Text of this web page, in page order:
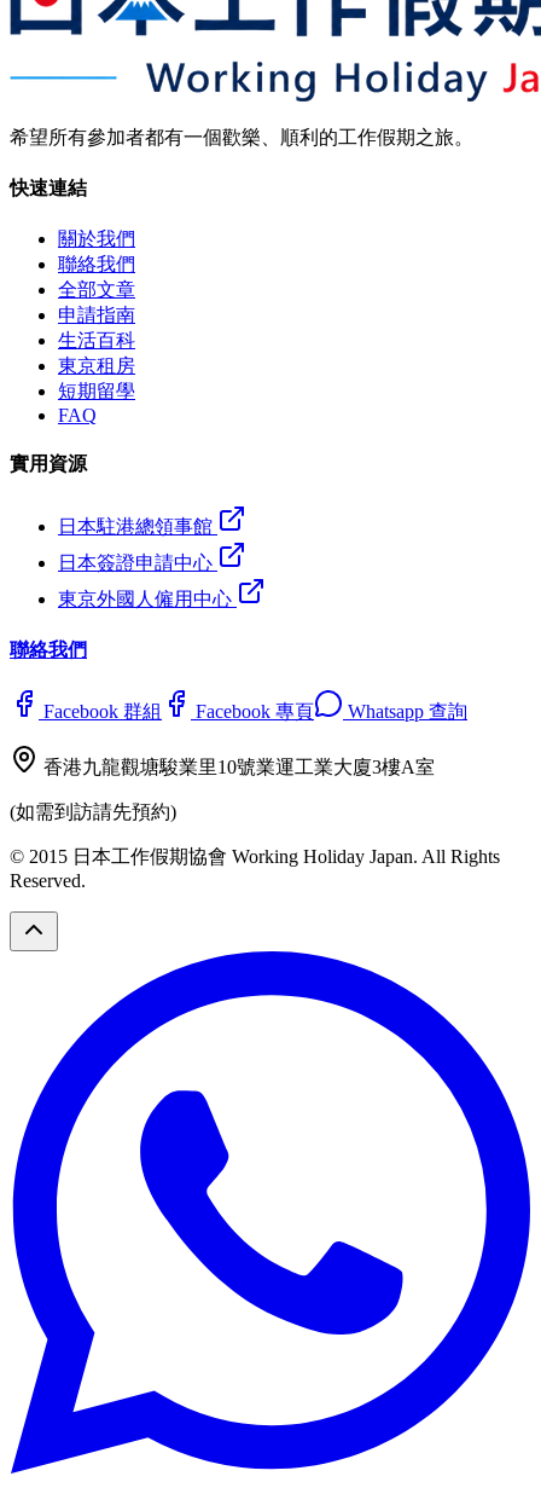
希望所有參加者都有一個歡樂、順利的工作假期之旅。
快速連結
關於我們
聯絡我們
全部文章
申請指南
生活百科
東京租房
短期留學
FAQ
實用資源
日本駐港總領事館
日本簽證申請中心
東京外國人僱用中心
聯絡我們
Facebook 群組 Facebook 專頁 Whatsapp 查詢
香港九龍觀塘駿業里10號業運工業大廈3樓A室
(如需到訪請先預約)
© 2015 日本工作假期協會 Working Holiday Japan. All Rights
Reserved.